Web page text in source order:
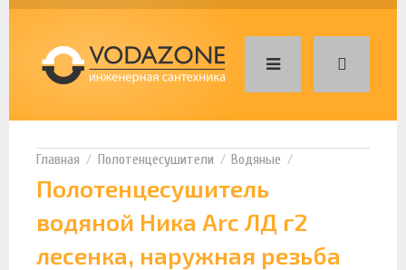
Полотенцесушители Водяные
Полотенцесушитель
водяной Ника Arc ЛД г2
лесенка, наружная резьба